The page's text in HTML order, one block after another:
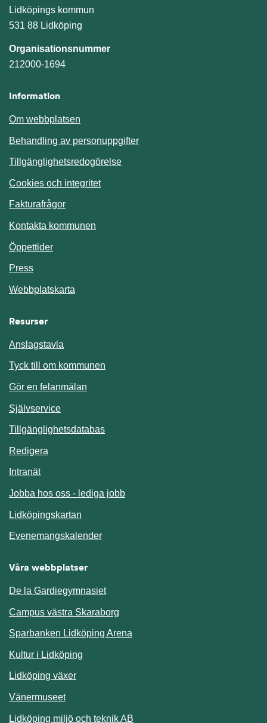
Lidköpings kommun
531 88 Lidköping
Organisationsnummer
212000-1694
Information
Om webbplatsen
Behandling av personuppgifter
Tillgänglighetsredogörelse
Cookies och integritet
Fakturafrågor
Kontakta kommunen
Öppettider
Press
Webbplatskarta
Resurser
Anslagstavla
Tyck till om kommunen
Gör en felanmälan
SjälvserviceLänk till annan webbplats.
TillgänglighetsdatabasLänk till annan webbplats.
Redigera
IntranätLänk till annan webbplats.
Jobba hos oss - lediga jobb
Lidköpingskartan
EvenemangskalenderLänk till annan webbplats.
Våra webbplatser
De la Gardiegymnasiet
Campus västra Skaraborg
Sparbanken Lidköping Arena
Kultur i Lidköping
Lidköping växer
Vänermuseet
Lidköping miljö och teknik AB